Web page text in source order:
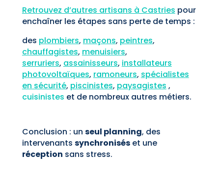
Retrouvez d’autres artisans à Castries pour
enchaîner les étapes sans perte de temps :
des plombiers, maçons, peintres,
chauffagistes, menuisiers,
serruriers, assainisseurs, installateurs
photovoltaïques, ramoneurs, spécialistes
en sécurité, piscinistes, paysagistes ,
cuisinistes et de nombreux autres métiers.
Conclusion : un seul planning, des
intervenants synchroniséset une
réception sans stress.